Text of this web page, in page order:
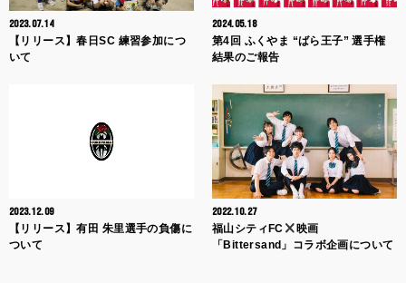
2023.07.14
【リリース】春日SC 練習参加につ
いて
2024.05.18
第4回 ふくやま “ばら王子” 選手権
結果のご報告
2023.12.09
【リリース】有田 朱里選手の負傷に
ついて
2022.10.27
福山シティFC
映画
「Bittersand」コラボ企画について